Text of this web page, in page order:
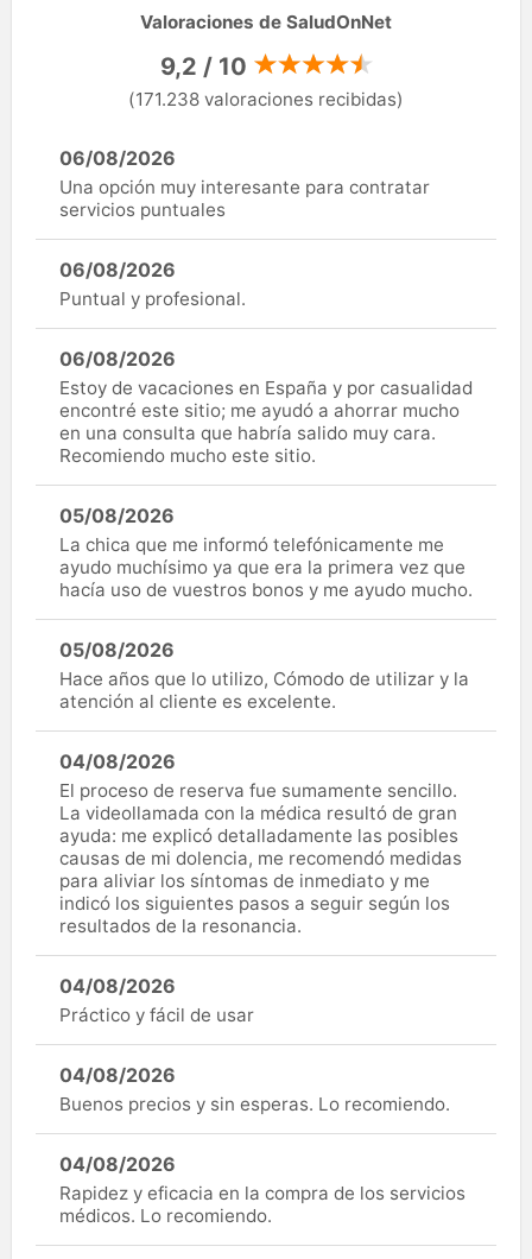
Valoraciones de SaludOnNet
9,2 / 10
(171.238 valoraciones recibidas)
06/08/2026
Una opción muy interesante para contratar
servicios puntuales
06/08/2026
Puntual y profesional.
06/08/2026
Estoy de vacaciones en España y por casualidad
encontré este sitio; me ayudó a ahorrar mucho
en una consulta que habría salido muy cara.
Recomiendo mucho este sitio.
05/08/2026
La chica que me informó telefónicamente me
ayudo muchísimo ya que era la primera vez que
hacía uso de vuestros bonos y me ayudo mucho.
05/08/2026
Hace años que lo utilizo, Cómodo de utilizar y la
atención al cliente es excelente.
04/08/2026
El proceso de reserva fue sumamente sencillo.
La videollamada con la médica resultó de gran
ayuda: me explicó detalladamente las posibles
causas de mi dolencia, me recomendó medidas
para aliviar los síntomas de inmediato y me
indicó los siguientes pasos a seguir según los
resultados de la resonancia.
04/08/2026
Práctico y fácil de usar
04/08/2026
Buenos precios y sin esperas. Lo recomiendo.
04/08/2026
Rapidez y eficacia en la compra de los servicios
médicos. Lo recomiendo.